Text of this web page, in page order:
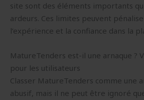
site sont des éléments importants
ardeurs. Ces limites peuvent
l’expérience et la confiance dans la
MatureTenders est-il une arnaque ?
pour les utilisateurs
Classer MatureTenders comme une
abusif, mais il ne peut être ignoré